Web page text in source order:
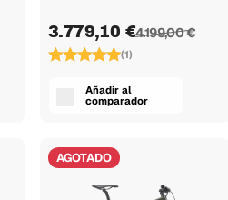
3.779,10 €4.199,00 €
(1)
Añadir al
comparador
AGOTADO